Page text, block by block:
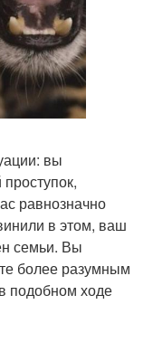
вы
равнозначно
в этом, ваш
семьи. Вы
более разумным
подобном ходе